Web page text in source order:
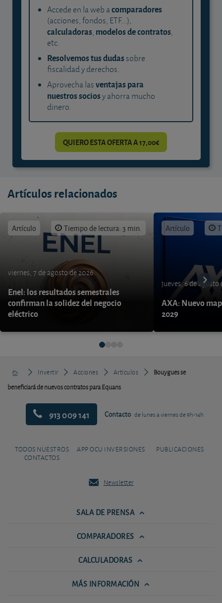
Accede en la web acomparadores
(acciones, fondos, ETF...),
calculadoras, modelos de contratos,
etc.
Resolvemos tus dudassobre
fiscalidad y derechos.
Aprovecha lasventajas para
nuestros sociosy ahorra mucho
dinero.
QUIERO ESTA OFERTA A 17,00€
Artículos relacionados
Artículo Tiempo de lectura: 3 min.
viernes, 7 de agosto de 2026
Enel: los resultados semestrales
confirman la solidez del negocio
eléctrico
Artículo
jueves, 6 de agosto
AXA: Nuevo
2029
Invertir Acciones Artículos
Bouygues se
beneficiará de nuevos contratos para Equans
913 009 141 Contacto de lunes a viernes de 9h-14h
TODOS NUESTROS
CONTACTOS
APP OCU INVERSIONES PUBLICACIONES
Newsletter
SALA DE PRENSA
COMPARADORES
CALCULADORAS
MÁS INFORMACIÓN